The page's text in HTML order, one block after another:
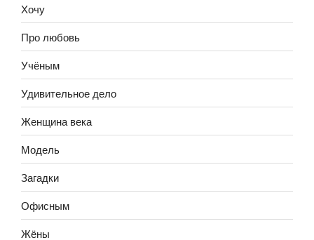
Хочу
Про любовь
Учёным
Удивительное дело
Женщина века
Модель
Загадки
Офисным
Жёны